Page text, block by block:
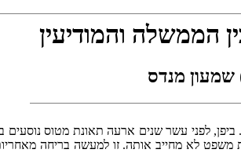
הממשלה והמודיעין
מנדס
לפני עשר שנים ארעה תאונת מטוס
לא מחייב אותה. זו למעשה בריחה